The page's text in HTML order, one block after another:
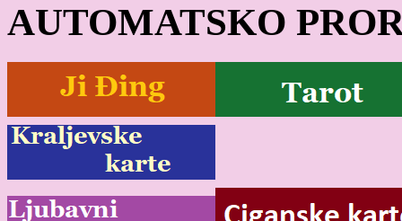
AUTOMATSKO